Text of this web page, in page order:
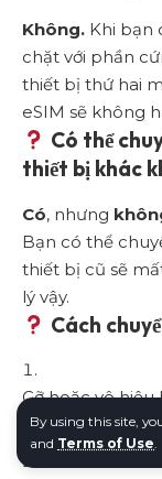
By using this site,
and Terms of Use.
Không. Khi bạn
chặt với phần
thiết bị thứ hai
eSIM sẽ không
Có thể
thiết bị khác
Có, nhưng
Bạn có thể
thiết bị cũ sẽ
lý vậy.
Cách
Gỡ hoặc vô
> Di động > Xóa